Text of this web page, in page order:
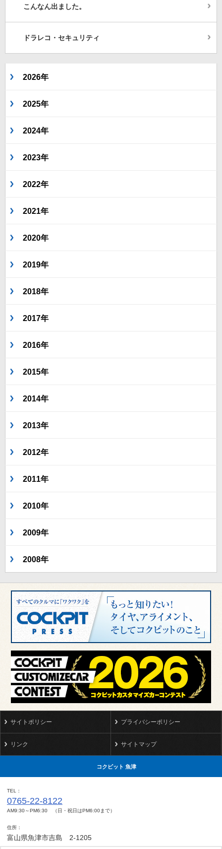
こんなん出ました。
ドラレコ・セキュリティ
2026年
2025年
2024年
2023年
2022年
2021年
2020年
2019年
2018年
2017年
2016年
2015年
2014年
2013年
2012年
2011年
2010年
2009年
2008年
サイトポリシー プライバシーポリシー
リンク サイトマップ
コクピット 魚津
TEL
0765-22-8122
AM9:30～PM6:30 （日・祝日はPM6:00まで）
住所
富山県魚津市吉島 2-1205